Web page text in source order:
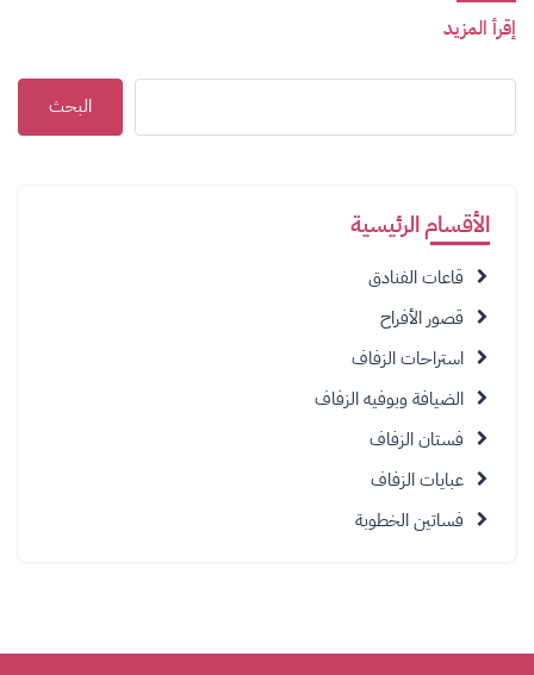
إقرأ المزيد
البحث
الأقسام الرئيسية
قاعات الفنادق
قصور الأفراح
استراحات الزفاف
الضيافة وبوفيه الزفاف
فستان الزفاف
عبايات الزفاف
فساتين الخطوبة